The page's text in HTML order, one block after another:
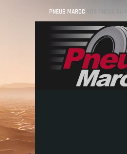
PNEUS MAROC VOS PNEUS AU